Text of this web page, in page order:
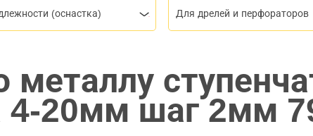
(оснастка) Для дрелей и перфораторов
металлу
4-20мм шаг 2мм